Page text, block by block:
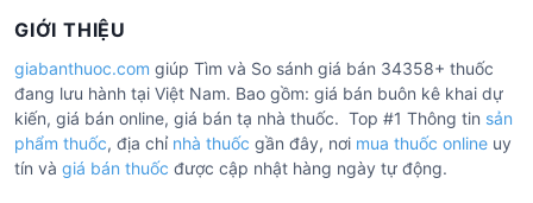
GIỚI THIỆU
giabanthuoc.com giúp Tìm và So sánh giá bán 34358+ thuốc
đang lưu hành tại Việt Nam. Bao gồm: giá bán buôn kê khai dự
kiến, giá bán online, giá bán tạ nhà thuốc. Top #1 Thông tin sản
phẩm thuốc, địa chỉ nhà thuốc gần đây, nơi mua thuốc online uy
tín và giá bán thuốc được cập nhật hàng ngày tự động.